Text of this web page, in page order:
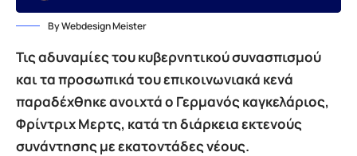
By Webdesign Meister
Τις αδυναμίες του κυβερνητικού συνασπισμού
και τα προσωπικά του επικοινωνιακά κενά
παραδέχθηκε ανοιχτά ο Γερμανός καγκελάριος,
Φρίντριχ Μερτς, κατά τη διάρκεια εκτενούς
συνάντησης με εκατοντάδες νέους.